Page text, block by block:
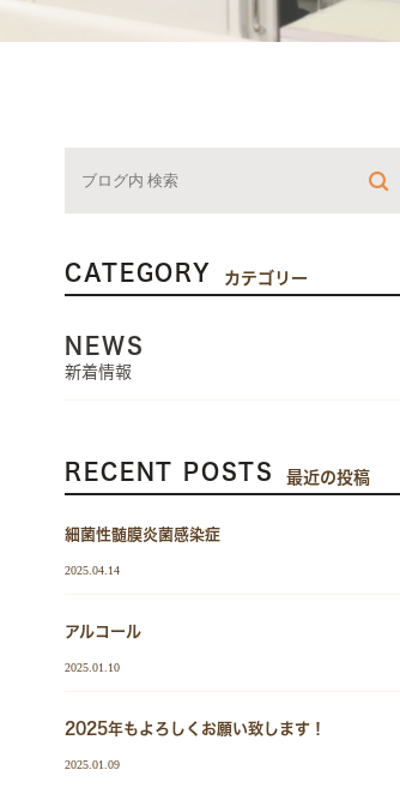
CATEGORY カテゴリー
NEWS
新着情報
RECENT POSTS 最近の投稿
細菌性髄膜炎菌感染症
2025.04.14
アルコール
2025.01.10
2025年もよろしくお願い致します！
2025.01.09